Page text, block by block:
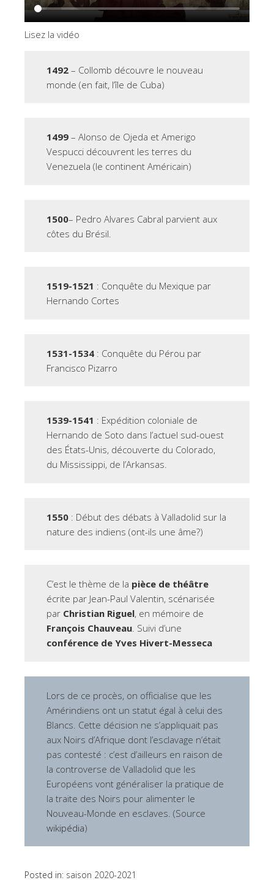
Lisez la vidéo
1492– Collomb découvre le nouveau
monde (en fait, l’île de Cuba)
1499– Alonso de Ojeda et Amerigo
Vespucci découvrent les terres du
Venezuela (le continent Américain)
1500– Pedro Alvares Cabral parvient aux
côtes du Brésil.
1519-1521 : Conquête du Mexique par
Hernando Cortes
1531-1534: Conquête du Pérou par
Francisco Pizarro
1539-1541 : Expédition coloniale de
Hernando de Soto dans l’actuel sud-ouest
des États-Unis, découverte du Colorado,
du Mississippi, de l’Arkansas.
1550: Début des débats à Valladolid sur la
nature des indiens (ont-ils une âme?)
C’est le thème de la pièce de théâtre
écrite par Jean-Paul Valentin, scénarisée
par Christian Riguel, en mémoire de
François Chauveau. Suivi d’une
conférence de Yves Hivert-Messeca
Lors de ce procès, on officialise que les
Amérindiens ont un statut égal à celui des
Blancs. Cette décision ne s’appliquait pas
aux Noirs d’Afrique dont l’esclavage n’était
pas contesté : c’est d’ailleurs en raison de
la controverse de Valladolid que les
Européens vont généraliser la pratique de
la traite des Noirs pour alimenter le
Nouveau-Monde en esclaves. (Source
wikipédia)
Posted in: saison 2020-2021